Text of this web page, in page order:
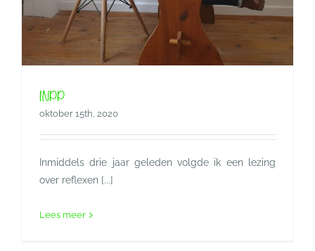
INPP
oktober 15th, 2020
Inmiddels drie jaar geleden volgde ik een lezing
over reflexen [...]
Lees meer